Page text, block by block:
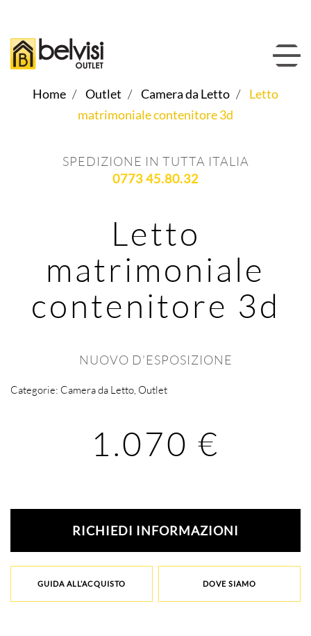
Home Outlet Camera da Letto
Letto
matrimoniale contenitore 3d
SPEDIZIONE IN TUTTA ITALIA
0773 45.80.32
Letto
matrimoniale
contenitore 3d
NUOVO D’ESPOSIZIONE
Categorie: Camera da Letto, Outlet
1.070 €
RICHIEDI INFORMAZIONI
GUIDA ALL’ACQUISTO DOVE SIAMO